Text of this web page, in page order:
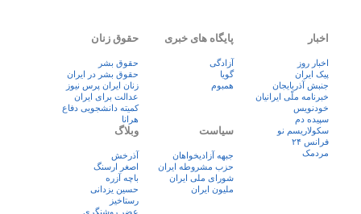
اخبار
اخبار روز
پيک ايران
جنبش آذربایجان
خبرنامه ملّی ایرانیان
خودنویس
سپیده دم
سکولاریسم نو
فرانس ۲۴
مردمک
پایگاه های خبری
آزادگی
گویا
همبوم
حقوق زنان
حقوق بشر
حقوق بشر در ایران
زنان ايران پرس نيوز
عدالت برای ایران
کمیته دانشجویی دفاع
هرانا
سیاست
جبهه آزادیخواهان
حزب مشروطه ایران
شورای ملی ایران
ملیون ایران
وبلاگ
آذرخش
اصغر ارسنگ
باچه آزره
حسین یزدانی
رستاخیز
عضر روشنگری